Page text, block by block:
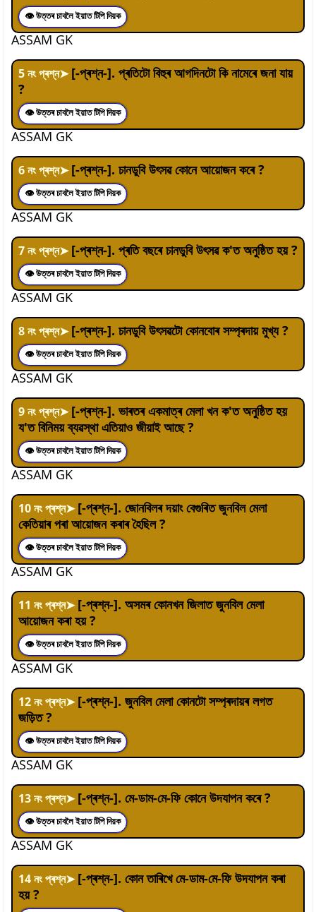
👁 উত্তৰ চাবলৈ ইয়াত টিপি দিয়ক
ASSAM GK
5নং প্ৰশ্ন➤[-প্ৰশ্ন-]. প্ৰতিটো বিহুৰ আগদিনটো কি নামেৰে জনা যায়
?
👁 উত্তৰ চাবলৈ ইয়াত টিপি দিয়ক
ASSAM GK
6নং প্ৰশ্ন➤[-প্ৰশ্ন-]. চানডুবি উৎসৱ কোনে আয়োজন কৰে ?
👁 উত্তৰ চাবলৈ ইয়াত টিপি দিয়ক
ASSAM GK
7নং প্ৰশ্ন➤[-প্ৰশ্ন-]. প্ৰতি বছৰে চানডুবি উৎসৱ ক'ত অনুষ্ঠিত হয় ?
👁 উত্তৰ চাবলৈ ইয়াত টিপি দিয়ক
ASSAM GK
8নং প্ৰশ্ন➤[-প্ৰশ্ন-]. চানডুবি উৎসৱটো কোনবোৰ সম্প্ৰদায় মুখ্য ?
👁 উত্তৰ চাবলৈ ইয়াত টিপি দিয়ক
ASSAM GK
9নং প্ৰশ্ন➤[-প্ৰশ্ন-]. ভাৰতৰ একমাত্ৰ মেলা খন ক'ত অনুষ্ঠিত হয়
য'ত বিনিময় ব্যৱস্থা এতিয়াও জীয়াই আছে ?
👁 উত্তৰ চাবলৈ ইয়াত টিপি দিয়ক
ASSAM GK
10নং প্ৰশ্ন➤[-প্ৰশ্ন-]. জোনবিলৰ দয়াং বেগুৰিত জুনবিল মেলা
কেতিয়াৰ পৰা আয়োজন কৰাৰ হৈছিল ?
👁 উত্তৰ চাবলৈ ইয়াত টিপি দিয়ক
ASSAM GK
11 নং প্ৰশ্ন➤[-প্ৰশ্ন-]. অসমৰ কোনখন জিলাত জুনবিল মেলা
আয়োজন কৰা হয় ?
👁 উত্তৰ চাবলৈ ইয়াত টিপি দিয়ক
ASSAM GK
12নং প্ৰশ্ন➤[-প্ৰশ্ন-]. জুনবিল মেলা কোনটো সম্প্ৰদায়ৰ লগত
জড়িত ?
👁 উত্তৰ চাবলৈ ইয়াত টিপি দিয়ক
ASSAM GK
13নং প্ৰশ্ন➤[-প্ৰশ্ন-]. মে-ডাম-মে-ফি কোনে উদযাপন কৰে ?
👁 উত্তৰ চাবলৈ ইয়াত টিপি দিয়ক
ASSAM GK
14নং প্ৰশ্ন➤[-প্ৰশ্ন-]. কোন তাৰিখে মে-ডাম-মে-ফি উদযাপন কৰা
হয় ?